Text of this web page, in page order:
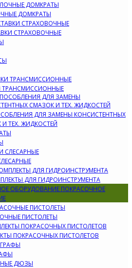
ДОМКРАТЫ
СТРАХОВОЧНЫЕ
ТРАНСМИССИОННЫЕ
ДЛЯ ЗАМЕНЫ КОНСИСТЕНТНЫХ
ТЕХ. ЖИДКОСТЕЙ
ДЛЯ ГИДРОИНСТРУМЕНТА
ПОКРАСОЧНОЕ
ПИСТОЛЕТЫ
ПОКРАСОЧНЫХ ПИСТОЛЕТОВ